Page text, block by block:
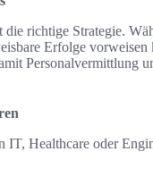
richtige Strategie.
Erfolge
Personalvermittlung
Healthcare oder